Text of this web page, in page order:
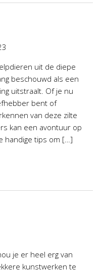
uit de diepe
beschouwd als een
uitstraalt. Of je nu
bent of
van deze zilte
kan een avontuur op
handige tips om […]
je er heel erg van
kunstwerken te